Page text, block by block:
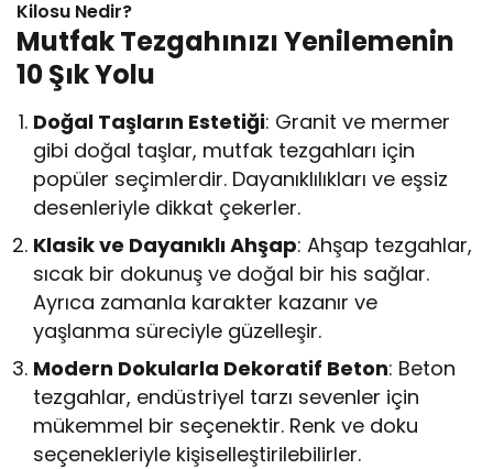
Kilosu Nedir?
Mutfak Tezgahınızı Yenilemenin
10 Şık Yolu
Doğal Taşların Estetiği: Granit ve mermer
gibi doğal taşlar, mutfak tezgahları için
popüler seçimlerdir. Dayanıklılıkları ve eşsiz
desenleriyle dikkat çekerler.
Klasik ve Dayanıklı Ahşap: Ahşap tezgahlar,
sıcak bir dokunuş ve doğal bir his sağlar.
Ayrıca zamanla karakter kazanır ve
yaşlanma süreciyle güzelleşir.
Modern Dokularla Dekoratif Beton: Beton
tezgahlar, endüstriyel tarzı sevenler için
mükemmel bir seçenektir. Renk ve doku
seçenekleriyle kişiselleştirilebilirler.